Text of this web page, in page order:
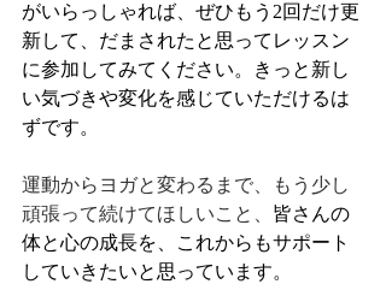
がいらっしゃれば、ぜひもう2回だけ更
新して、だまされたと思ってレッスン
に参加してみてください。きっと新し
い気づきや変化を感じていただけるは
ずです。
運動からヨガと変わるまで、もう少し
頑張って続けてほしいこと、 皆さんの
体と心の成長を、これからもサポート
していきたいと思っています。